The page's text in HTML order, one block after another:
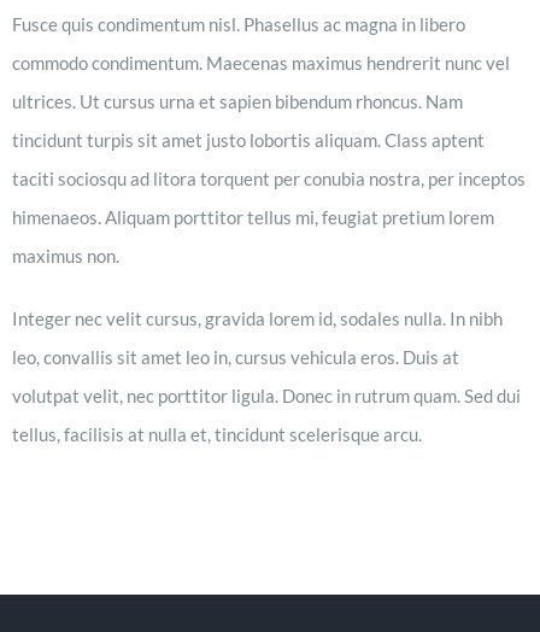
Fusce quis condimentum nisl. Phasellus ac magna in libero
commodo condimentum. Maecenas maximus hendrerit nunc vel
ultrices. Ut cursus urna et sapien bibendum rhoncus. Nam
tincidunt turpis sit amet justo lobortis aliquam. Class aptent
taciti sociosqu ad litora torquent per conubia nostra, per inceptos
himenaeos. Aliquam porttitor tellus mi, feugiat pretium lorem
maximus non.
Integer nec velit cursus, gravida lorem id, sodales nulla. In nibh
leo, convallis sit amet leo in, cursus vehicula eros. Duis at
volutpat velit, nec porttitor ligula. Donec in rutrum quam. Sed dui
tellus, facilisis at nulla et, tincidunt scelerisque arcu.